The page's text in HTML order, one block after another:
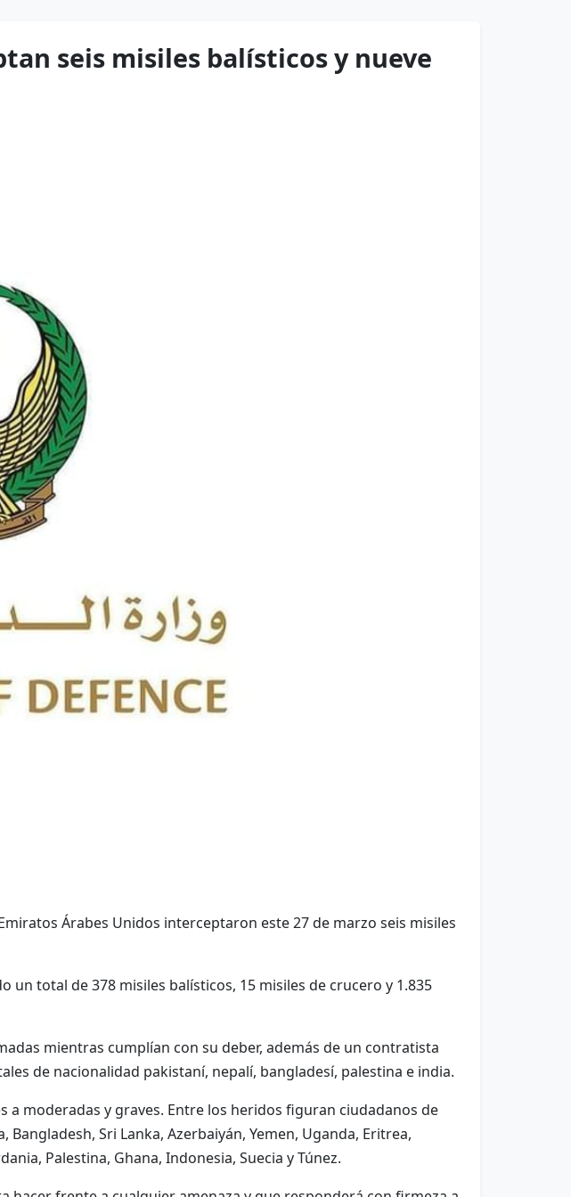
seis misiles balísticos y nueve
Árabes Unidos interceptaron este 27 de marzo seis misiles
total de 378 misiles balísticos, 15 misiles de crucero y 1.835
mientras cumplían con su deber, además de un contratista
de nacionalidad pakistaní, nepalí, bangladesí, palestina e india.
a moderadas y graves. Entre los heridos figuran ciudadanos de
Sri Lanka, Azerbaiyán, Yemen, Uganda, Eritrea,
Palestina, Ghana, Indonesia, Suecia y Túnez.